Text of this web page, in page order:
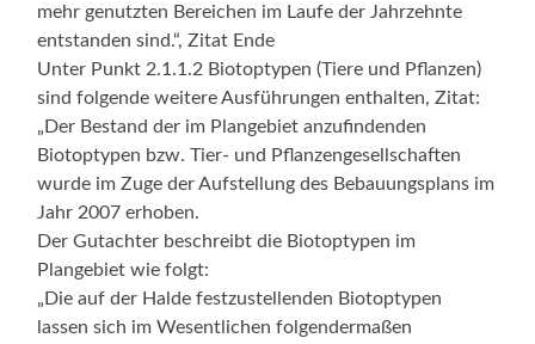
mehr genutzten Bereichen im Laufe der Jahrzehnte
entstanden sind.“, Zitat Ende
Unter Punkt 2.1.1.2 Biotoptypen (Tiere und Pflanzen)
sind folgende weitere Ausführungen enthalten, Zitat:
„Der Bestand der im Plangebiet anzufindenden
Biotoptypen bzw. Tier- und Pflanzengesellschaften
wurde im Zuge der Aufstellung des Bebauungsplans im
Jahr 2007 erhoben.
Der Gutachter beschreibt die Biotoptypen im
Plangebiet wie folgt:
„Die auf der Halde festzustellenden Biotoptypen
lassen sich im Wesentlichen folgendermaßen